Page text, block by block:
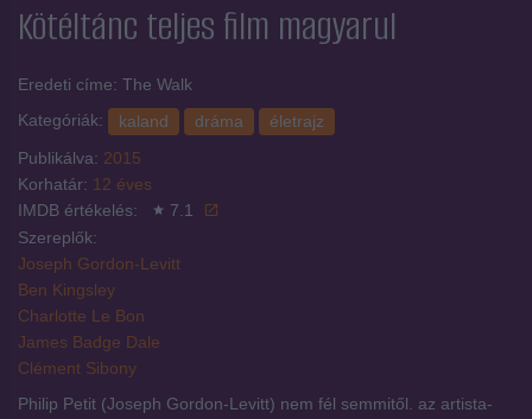
Kötéltánc teljes film magyarul
Eredeti címe: The Walk
Kategóriák:
kaland dráma
életrajz
Publikálva: 2015
Korhatár: 12 éves
IMDB értékelés:
7.1
Szereplők:
Joseph Gordon-Levitt
Ben Kingsley
Charlotte Le Bon
James Badge Dale
Clément Sibony
Philip Petit (Joseph Gordon-Levitt) nem fél semmitől. az artista-